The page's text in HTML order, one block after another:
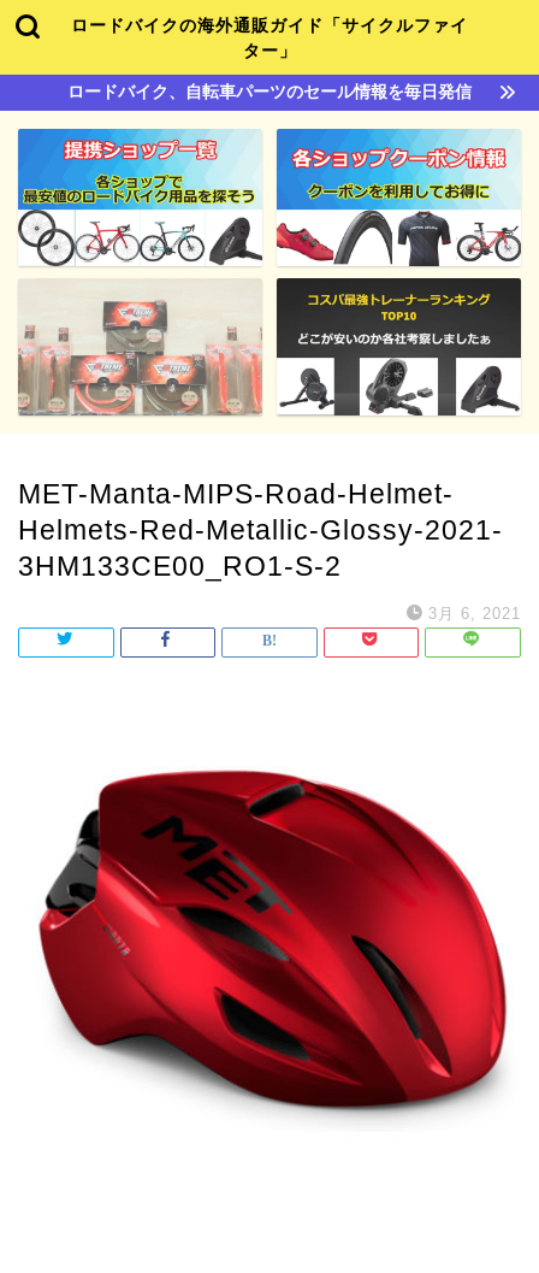
ロードバイクの海外通販ガイド「サイクルファイ
ター」
ロードバイク、自転車パーツのセール情報を毎日発信
MET-Manta-MIPS-Road-Helmet-
Helmets-Red-Metallic-Glossy-2021-
3HM133CE00_RO1-S-2
3月 6, 2021